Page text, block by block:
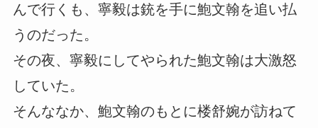
んで行くも、寧毅は銃を手に鮑文翰を追い払
うのだった。
その夜、寧毅にしてやられた鮑文翰は大激怒
していた。
そんななか、鮑文翰のもとに楼舒婉が訪ねて